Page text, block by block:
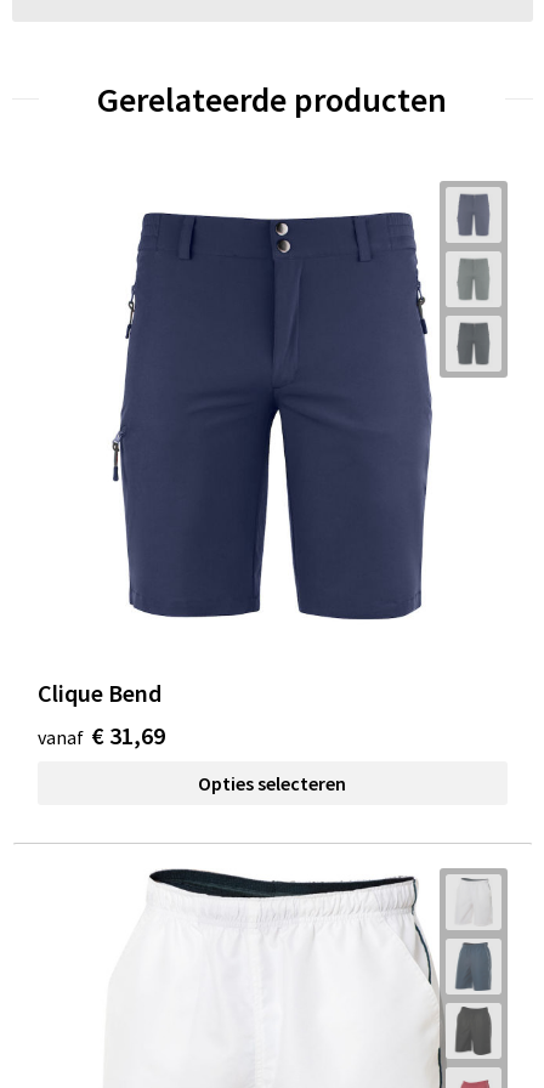
Gerelateerde producten
Clique Bend
vanaf € 31,69
Opties selecteren